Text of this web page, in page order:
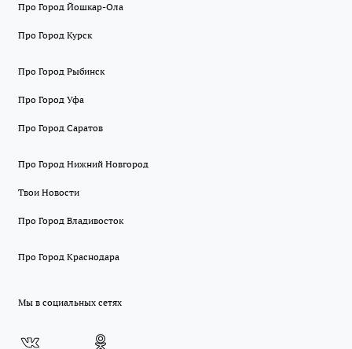
Про Город Йошкар-Ола
Про Город Курск
Про Город Рыбинск
Про Город Уфа
Про Город Саратов
Про Город Нижний Новгород
Твои Новости
Про Город Владивосток
Про Город Краснодара
Мы в социальных сетях